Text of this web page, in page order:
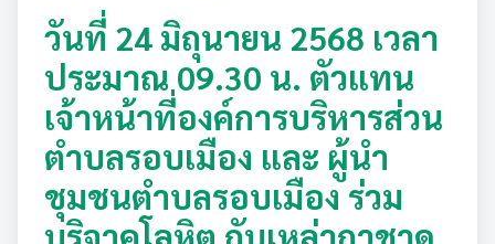
วันที่ 24 มิถุนายน 2568 เวลา
ประมาณ 09.30 น. ตัวแทน
เจ้าหน้าที่องค์การบริหารส่วน
ตำบลรอบเมือง และ ผู้นำ
ชุมชนตำบลรอบเมือง ร่วม